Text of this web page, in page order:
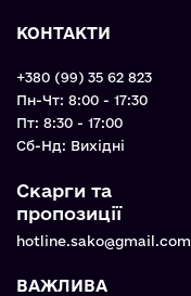
КОНТАКТИ
+380 (99) 35 62 823
Пн-Чт: 8:00 - 17:30
Пт: 8:30 - 17:00
Cб-Нд: Вихідні
Скарги та
пропозиції
hotline.sako@gmail.com
ВАЖЛИВА